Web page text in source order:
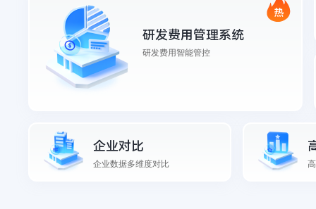
研发费用管理系统
研发费用智能管控
企业对比
企业数据多维度对比